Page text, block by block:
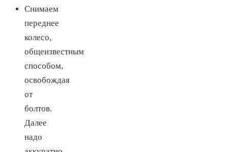
Снимаем
переднее
колесо,
общеизвестным
способом,
освобождая
от
болтов.
Далее
надо